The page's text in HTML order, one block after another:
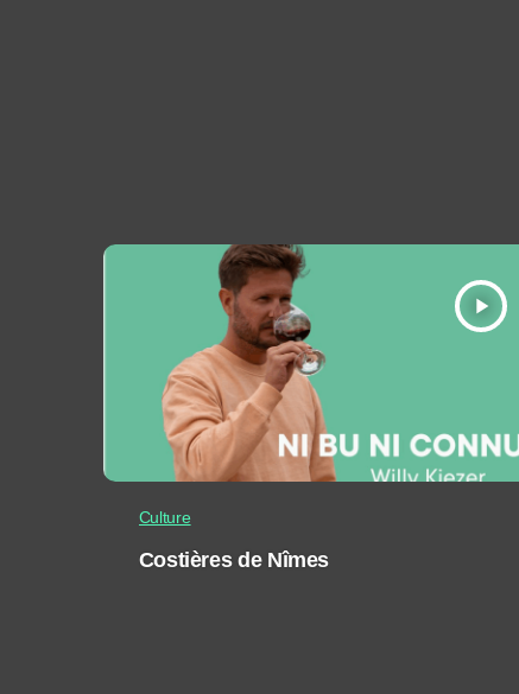
play_arrow
Culture
Costières de Nîmes